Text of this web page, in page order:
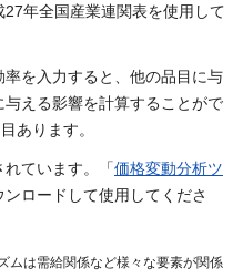
年全国産業連関表を使用して
を入力すると、他の品目に与
える影響を計算することがで
あります。
ています。「価格変動分析ツ
ロードして使用してくださ
ムは需給関係など様々な要素が関係